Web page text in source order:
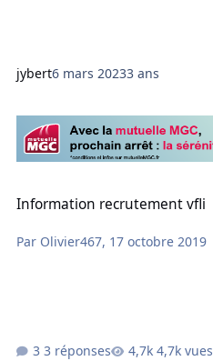
jybert6 mars 20233 ans
Information recrutement vfli
Par Olivier467, 17 octobre 2019
3 réponses 4,7k vues